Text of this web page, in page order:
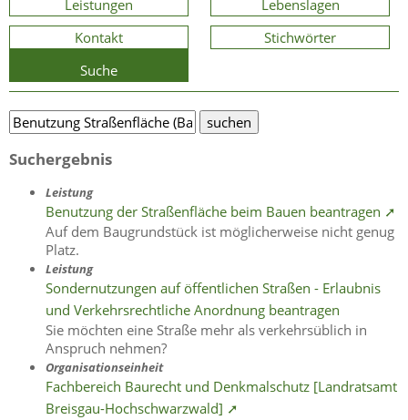
Leistungen
Lebenslagen
Kontakt
Stichwörter
Suche
Suchergebnis
Leistung
Benutzung der Straßenfläche beim Bauen beantragen ➚
Auf dem Baugrundstück ist möglicherweise nicht genug
Platz.
Leistung
Sondernutzungen auf öffentlichen Straßen - Erlaubnis
und Verkehrsrechtliche Anordnung beantragen
Sie möchten eine Straße mehr als verkehrsüblich in
Anspruch nehmen?
Organisationseinheit
Fachbereich Baurecht und Denkmalschutz [Landratsamt
Breisgau-Hochschwarzwald] ➚